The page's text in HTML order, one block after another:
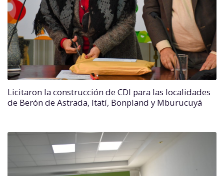
Licitaron la construcción de CDI para las localidades
de Berón de Astrada, Itatí, Bonpland y Mburucuyá